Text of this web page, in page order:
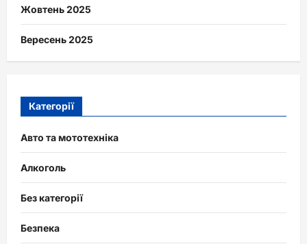
Жовтень 2025
Вересень 2025
Категорії
Авто та мототехніка
Алкоголь
Без категорії
Безпека